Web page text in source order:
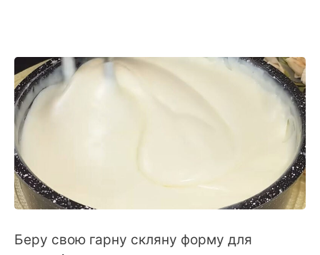
Беру свою гарну скляну форму для